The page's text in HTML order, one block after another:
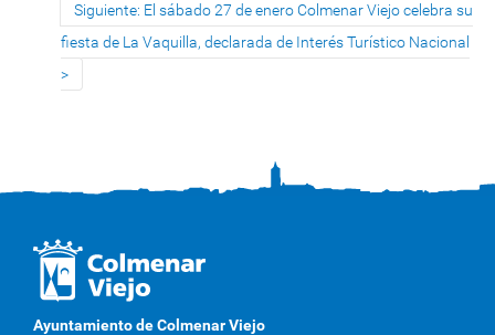
Siguiente: El sábado 27 de enero Colmenar Viejo celebra su
fiesta de La Vaquilla, declarada de Interés Turístico Nacional
Ayuntamiento de Colmenar Viejo